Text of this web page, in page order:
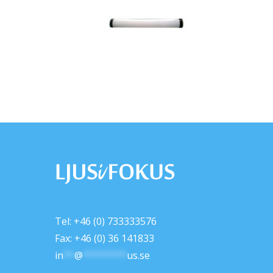
Tel: +46 (0) 733333576
Fax: +46 (0) 36 141833
in
@ us.se